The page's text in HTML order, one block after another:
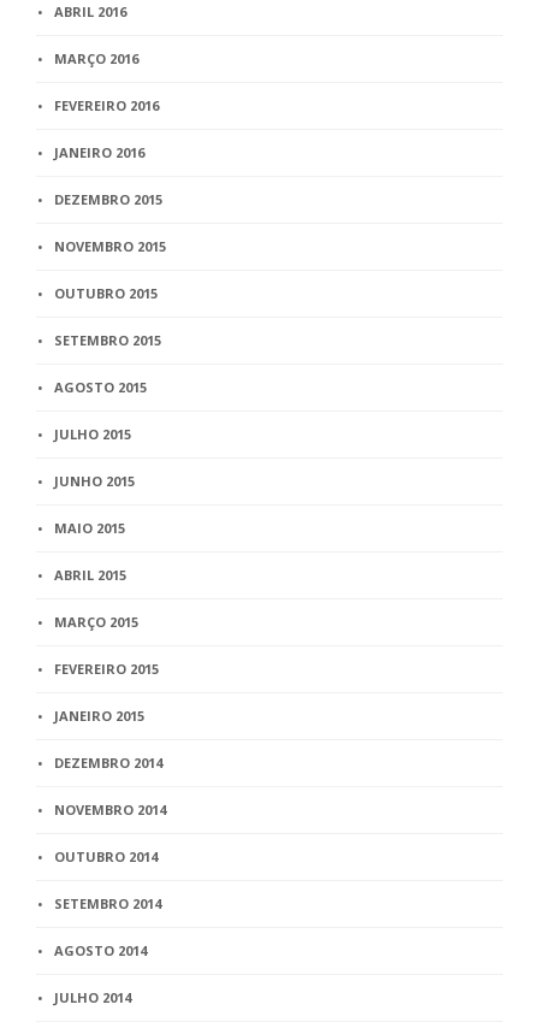
ABRIL 2016
MARÇO 2016
FEVEREIRO 2016
JANEIRO 2016
DEZEMBRO 2015
NOVEMBRO 2015
OUTUBRO 2015
SETEMBRO 2015
AGOSTO 2015
JULHO 2015
JUNHO 2015
MAIO 2015
ABRIL 2015
MARÇO 2015
FEVEREIRO 2015
JANEIRO 2015
DEZEMBRO 2014
NOVEMBRO 2014
OUTUBRO 2014
SETEMBRO 2014
AGOSTO 2014
JULHO 2014